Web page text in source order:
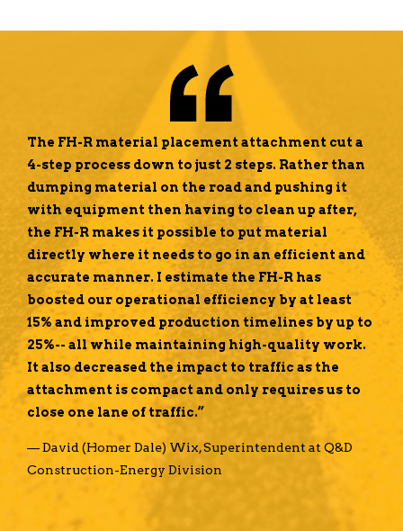
The FH-R material placement attachment cut a
4-step process down to just 2 steps. Rather than
dumping material on the road and pushing it
with equipment then having to clean up after,
the FH-R makes it possible to put material
directly where it needs to go in an efficient and
accurate manner. I estimate the FH-R has
boosted our operational efficiency by at least
15% and improved production timelines by up to
25%-- all while maintaining high-quality work.
It also decreased the impact to traffic as the
attachment is compact and only requires us to
close one lane of traffic.”
— David (Homer Dale) Wix, Superintendent at Q&D
Construction-Energy Division